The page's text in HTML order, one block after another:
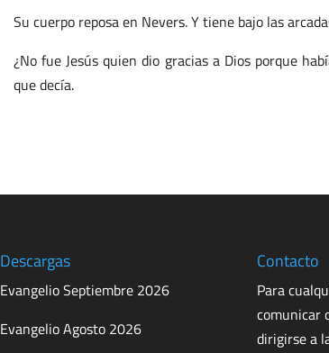
Su cuerpo reposa en Nevers. Y tiene bajo las
¿No fue Jesús quien dio gracias a Dios porque
que decía.
Descargas
Evangelio Septiembre 2026
Evangelio Agosto 2026
Contacto
Para
comunicar
dirigirse a